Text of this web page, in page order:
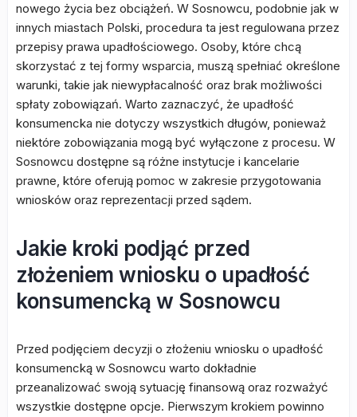
nowego życia bez obciążeń. W Sosnowcu, podobnie jak w
innych miastach Polski, procedura ta jest regulowana przez
przepisy prawa upadłościowego. Osoby, które chcą
skorzystać z tej formy wsparcia, muszą spełniać określone
warunki, takie jak niewypłacalność oraz brak możliwości
spłaty zobowiązań. Warto zaznaczyć, że upadłość
konsumencka nie dotyczy wszystkich długów, ponieważ
niektóre zobowiązania mogą być wyłączone z procesu. W
Sosnowcu dostępne są różne instytucje i kancelarie
prawne, które oferują pomoc w zakresie przygotowania
wniosków oraz reprezentacji przed sądem.
Jakie kroki podjąć przed
złożeniem wniosku o upadłość
konsumencką w Sosnowcu
Przed podjęciem decyzji o złożeniu wniosku o upadłość
konsumencką w Sosnowcu warto dokładnie
przeanalizować swoją sytuację finansową oraz rozważyć
wszystkie dostępne opcje. Pierwszym krokiem powinno